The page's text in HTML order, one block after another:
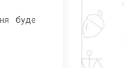
буде